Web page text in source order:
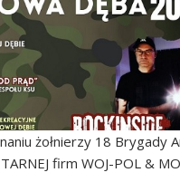
żołnierzy 18
firm WOJ-POL &